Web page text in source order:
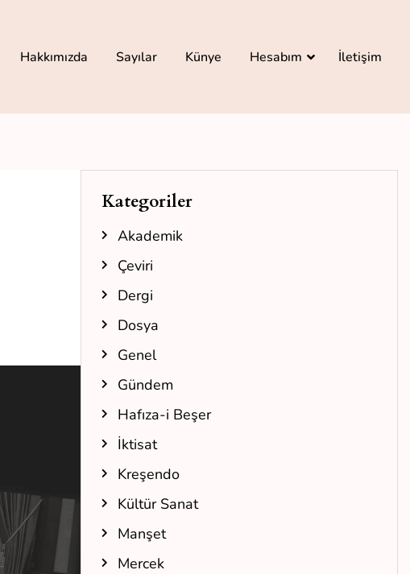
Hakkımızda Sayılar Künye Hesabım İletişim
Kategoriler
Akademik
Çeviri
Dergi
Dosya
Genel
Gündem
Hafıza-i Beşer
İktisat
Kreşendo
Kültür Sanat
Manşet
Mercek